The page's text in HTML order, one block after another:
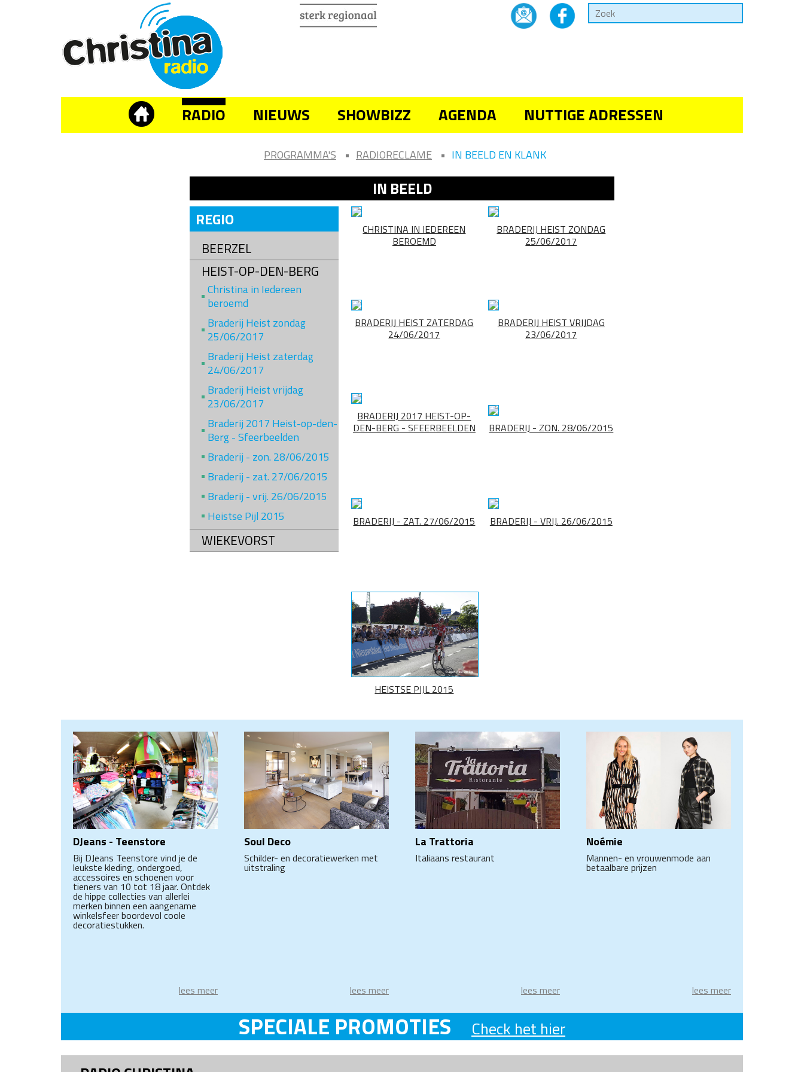
RADIO NIEUWS SHOWBIZZ AGENDA NUTTIGE ADRESSEN
PROGRAMMA'S RADIORECLAME IN BEELD EN KLANK
IN BEELD
REGIO
BEERZEL
HEIST-OP-DEN-BERG
Christina in Iedereen
beroemd
Braderij Heist zondag
25/06/2017
Braderij Heist zaterdag
24/06/2017
Braderij Heist vrijdag
23/06/2017
Braderij 2017 Heist-op-den-
Berg - Sfeerbeelden
Braderij - zon. 28/06/2015
Braderij - zat. 27/06/2015
Braderij - vrij. 26/06/2015
Heistse Pijl 2015
WIEKEVORST
CHRISTINA IN IEDEREEN
BEROEMD
BRADERIJ HEIST ZONDAG
25/06/2017
BRADERIJ HEIST ZATERDAG
24/06/2017
BRADERIJ HEIST VRIJDAG
23/06/2017
BRADERIJ 2017 HEIST-OP-
DEN-BERG - SFEERBEELDEN
BRADERIJ - ZON. 28/06/2015
BRADERIJ - ZAT. 27/06/2015 BRADERIJ - VRIJ. 26/06/2015
HEISTSE PIJL 2015
DJeans - Teenstore
Bij DJeans Teenstore vind je de
leukste kleding, ondergoed,
accessoires en schoenen voor
tieners van 10 tot 18 jaar. Ontdek
de hippe collecties van allerlei
merken binnen een aangename
winkelsfeer boordevol coole
decoratiestukken.
lees meer
Soul Deco
Schilder- en decoratiewerken met
uitstraling
lees meer
La Trattoria
Italiaans restaurant
lees meer
Noémie
Mannen- en vrouwenmode aan
betaalbare prijzen
lees meer
SPECIALE PROMOTIES Check het hier